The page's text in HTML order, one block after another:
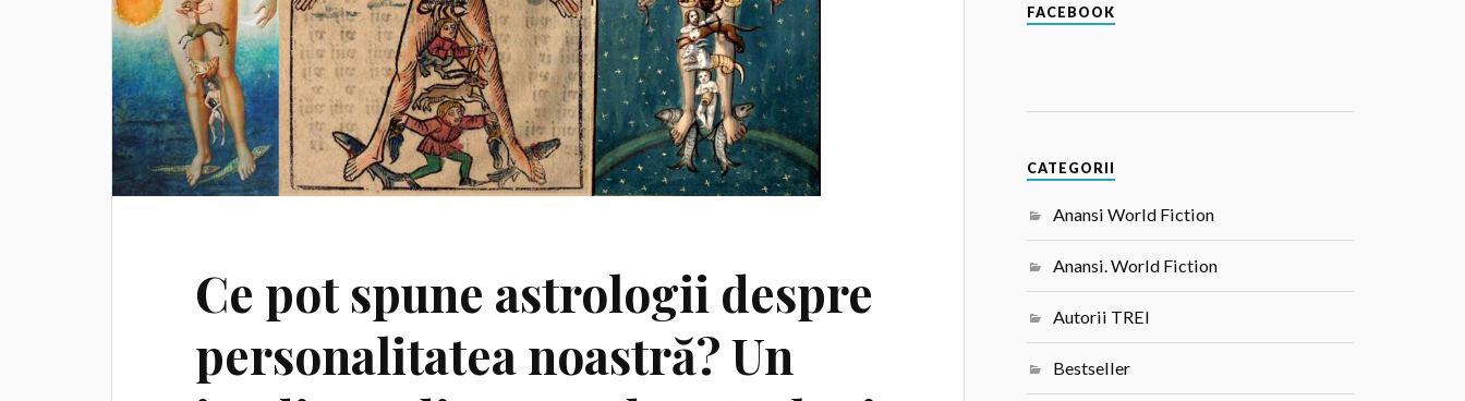
Ce pot spune astrologii despre
personalitatea noastră? Un
FACEBOOK
CATEGORII
Anansi World Fiction
Anansi. World Fiction
Autorii TREI
Bestseller